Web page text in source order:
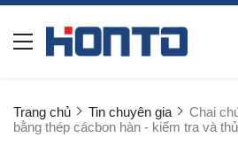
Trang chủ Tin chuyên gia
Chai
bằng thép cácbon hàn - kiểm tra và